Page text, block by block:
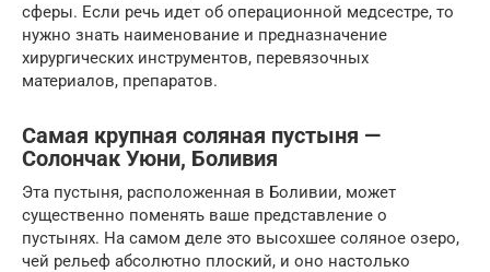
сферы. Если речь идет об операционной медсестре, то
нужно знать наименование и предназначение
хирургических инструментов, перевязочных
материалов, препаратов.
Самая крупная соляная пустыня —
Солончак Уюни, Боливия
Эта пустыня, расположенная в Боливии, может
существенно поменять ваше представление о
пустынях. На самом деле это высохшее соляное озеро,
чей рельеф абсолютно плоский, и оно настолько